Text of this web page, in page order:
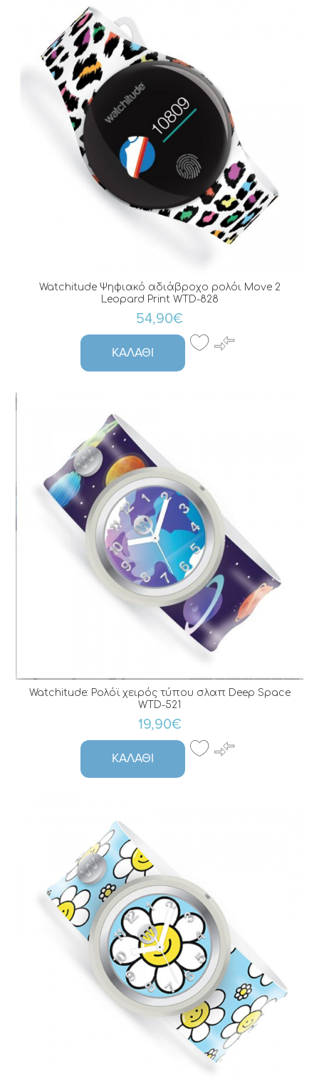
Watchitude Ψηφιακό αδιάβροχο ρολόι Move 2
Leopard Print WTD-828
54,90€
ΚΑΛΆΘΙ
Watchitude: Ρολόϊ χειρός τύπου σλαπ Deep Space
WTD-521
19,90€
ΚΑΛΆΘΙ